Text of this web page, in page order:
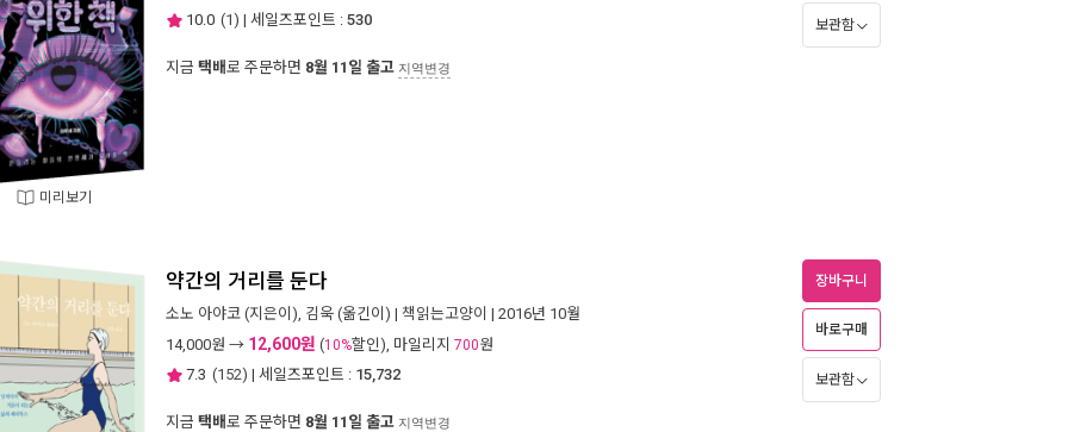
미리보기
10.0 (1) | 세일즈포인트 : 530
지금 택배로 주문하면 8월 11일 출고 지역변경
보관함
약간의 거리를 둔다
소노 아야코 (지은이), 김욱 (옮긴이) | 책읽는고양이 | 2016년 10월
14,000원 → 12,600원 (10%할인), 마일리지 700원
7.3 (152) | 세일즈포인트 : 15,732
지금 택배로 주문하면 8월 11일 출고 지역변경
장바구니
바로구매
보관함